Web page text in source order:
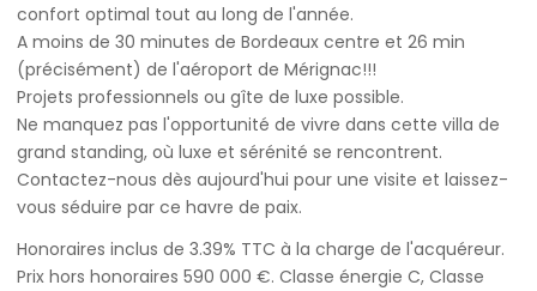
confort optimal tout au long de l'année.
A moins de 30 minutes de Bordeaux centre et 26 min
(précisément) de l'aéroport de Mérignac!!!
Projets professionnels ou gîte de luxe possible.
Ne manquez pas l'opportunité de vivre dans cette villa de
grand standing, où luxe et sérénité se rencontrent.
Contactez-nous dès aujourd'hui pour une visite et laissez-
vous séduire par ce havre de paix.
Honoraires inclus de 3.39% TTC à la charge de l'acquéreur.
Prix hors honoraires 590 000 €. Classe énergie C, Classe